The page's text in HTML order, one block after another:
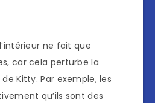
ne fait que
car cela perturbe la
Kitty. Par exemple, les
qu’ils sont des